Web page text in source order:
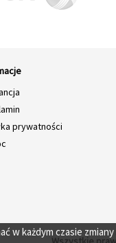
prywatności
w każdym czasie